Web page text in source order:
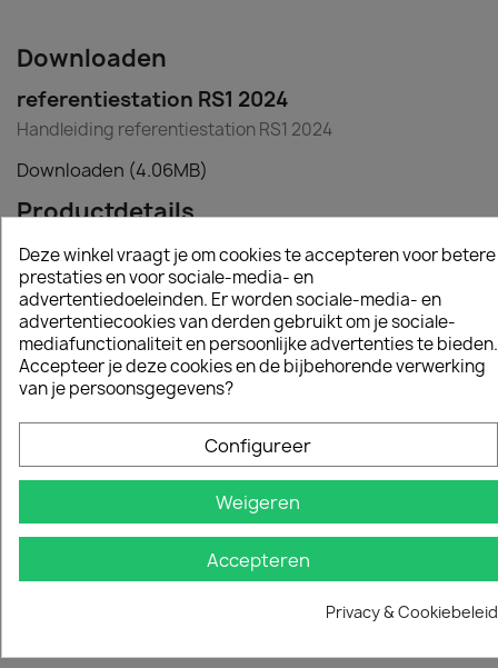
Downloaden
referentiestation RS1 2024
Handleiding referentiestation RS1 2024
Downloaden (4.06MB)
Productdetails
Datasheet
Gewicht 504 Gram
Product Afmeting
Lengte
17 Cm
Product Afmeting
16 Cm
Hoogte
22 Cm
Specifieke referenties
7333377615205
Deze winkel vraagt je om cookies te accepteren voor betere
prestaties en voor sociale-media- en
advertentiedoeleinden. Er worden sociale-media- en
advertentiecookies van derden gebruikt om je sociale-
mediafunctionaliteit en persoonlijke advertenties te bieden.
Accepteer je deze cookies en de bijbehorende verwerking
van je persoonsgegevens?
Configureer
Weigeren
Accepteren
Privacy & Cookiebeleid